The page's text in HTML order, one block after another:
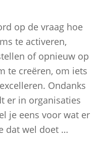
op de vraag hoe
te activeren,
of opnieuw op
te creëren, om iets
Ondanks
er in organisaties
je eens voor wat er
dat wel doet …